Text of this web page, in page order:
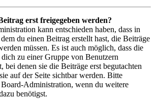
erst freigegeben werden?
kann entschieden haben, dass in
du einen Beitrag erstellt hast, die Beiträge
müssen. Es ist auch möglich, dass die
zu einer Gruppe von Benutzern
bei denen sie die Beiträge erst begutachten
auf der Seite sichtbar werden. Bitte
Administration, wenn du weitere
benötigst.